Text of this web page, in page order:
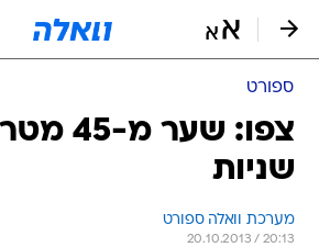
ספורט
שניות
מערכת וואלה ספורט
20.10.2013 / 20:13